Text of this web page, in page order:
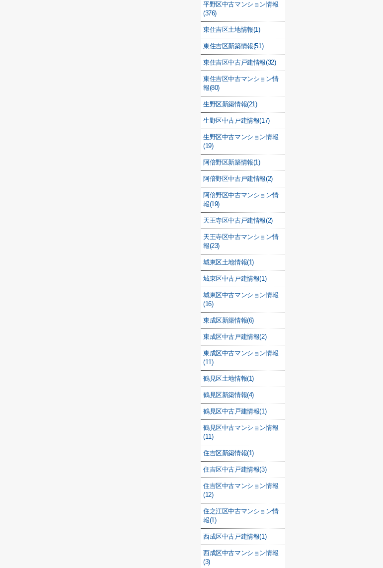
平野区中古マンション情報
(376)
東住吉区土地情報(1)
東住吉区新築情報(51)
東住吉区中古戸建情報(32)
東住吉区中古マンション情
報(80)
生野区新築情報(21)
生野区中古戸建情報(17)
生野区中古マンション情報
(19)
阿倍野区新築情報(1)
阿倍野区中古戸建情報(2)
阿倍野区中古マンション情
報(19)
天王寺区中古戸建情報(2)
天王寺区中古マンション情
報(23)
城東区土地情報(1)
城東区中古戸建情報(1)
城東区中古マンション情報
(16)
東成区新築情報(6)
東成区中古戸建情報(2)
東成区中古マンション情報
(11)
鶴見区土地情報(1)
鶴見区新築情報(4)
鶴見区中古戸建情報(1)
鶴見区中古マンション情報
(11)
住吉区新築情報(1)
住吉区中古戸建情報(3)
住吉区中古マンション情報
(12)
住之江区中古マンション情
報(1)
西成区中古戸建情報(1)
西成区中古マンション情報
(3)